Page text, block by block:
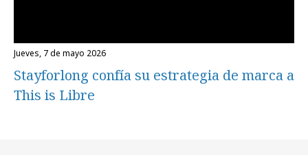
jueves, 7 de mayo 2026
Stayforlong confía su estrategia de marca a
This is Libre